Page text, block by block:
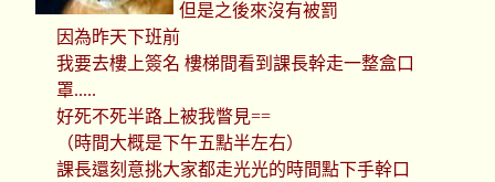
但是之後來沒有被罰
因為昨天下班前
我要去樓上簽名 樓梯間看到課長幹走一整盒口
罩.....
好死不死半路上被我瞥見==
（時間大概是下午五點半左右）
課長還刻意挑大家都走光光的時間點下手幹口